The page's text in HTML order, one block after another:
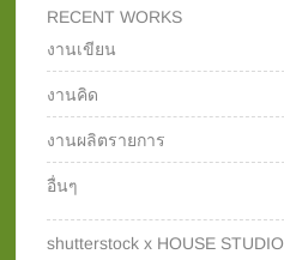
RECENT WORKS
งานเขียน
งานคิด
งานผลิตรายการ
อื่นๆ
shutterstock x HOUSE STUDIO